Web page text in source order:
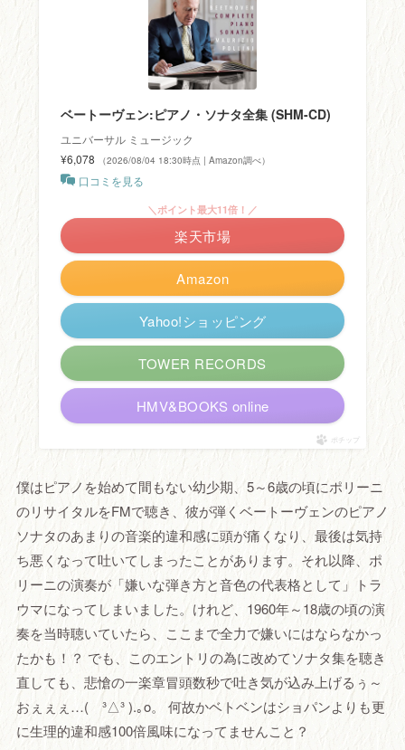
ベートーヴェン:ピアノ・ソナタ全集 (SHM-CD)
ユニバーサル ミュージック
¥6,078
（2026/08/04 18:30時点 | Amazon調べ）
口コミを見る
Amazon
＼ポイント最大11倍！／
楽天市場
Yahoo!ショッピング
TOWER RECORDS
HMV&BOOKS online
ポチップ
僕はピアノを始めて間もない幼少期、5～6歳の頃にポリーニ
のリサイタルをFMで聴き、彼が弾くベートーヴェンのピアノ
ソナタのあまりの音楽的違和感に頭が痛くなり、最後は気持
ち悪くなって吐いてしまったことがあります。それ以降、ポ
リーニの演奏が「嫌いな弾き方と音色の代表格として」トラ
ウマになってしまいました。けれど、1960年～18歳の頃の演
奏を当時聴いていたら、ここまで全力で嫌いにはならなかっ
たかも！？ でも、このエントリの為に改めてソナタ集を聴き
直しても、悲愴の一楽章冒頭数秒で吐き気が込み上げるぅ～
おぇぇぇ…( ³△³ ).｡o。 何故かベトベンはショパンよりも更
に生理的違和感100倍風味になってませんこと？